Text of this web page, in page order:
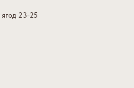
ягод 23-25